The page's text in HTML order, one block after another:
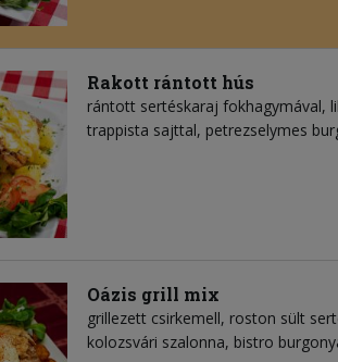
Rakott rántott hús
rántott sertéskaraj fokhagymával,
trappista sajttal, petrezselymes
Oázis grill mix
grillezett csirkemell, roston sült
kolozsvári szalonna, bistro